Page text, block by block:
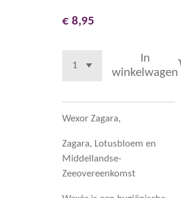
€ 8,95
In
winkelwagen
Wexor Zagara,
Zagara, Lotusbloem en
Middellandse-
Zeeovereenkomst